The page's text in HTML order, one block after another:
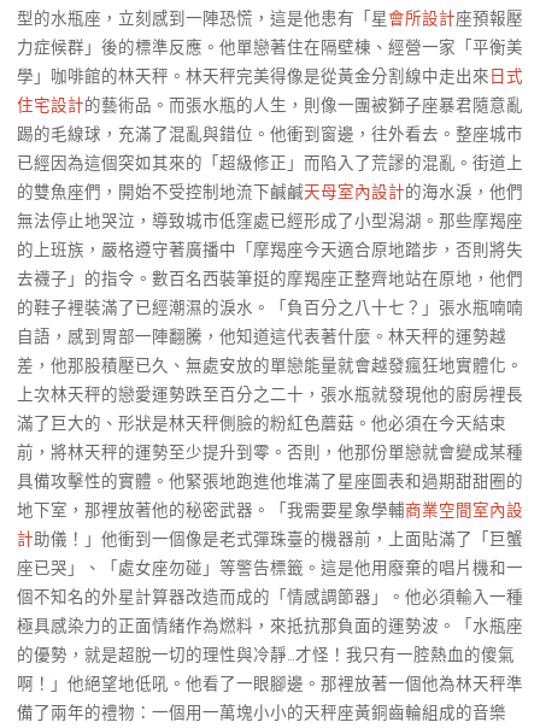
型的水瓶座，立刻感到一陣恐慌，這是他患有「星會所設計座預報壓
力症候群」後的標準反應。他單戀著住在隔壁棟、經營一家「平衡美
學」咖啡館的林天秤。林天秤完美得像是從黃金分割線中走出來日式
住宅設計的藝術品。而張水瓶的人生，則像一團被獅子座暴君隨意亂
踢的毛線球，充滿了混亂與錯位。他衝到窗邊，往外看去。整座城市
已經因為這個突如其來的「超級修正」而陷入了荒謬的混亂。街道上
的雙魚座們，開始不受控制地流下鹹鹹天母室內設計的海水淚，他們
無法停止地哭泣，導致城市低窪處已經形成了小型潟湖。那些摩羯座
的上班族，嚴格遵守著廣播中「摩羯座今天適合原地踏步，否則將失
去襪子」的指令。數百名西裝筆挺的摩羯座正整齊地站在原地，他們
的鞋子裡裝滿了已經潮濕的淚水。「負百分之八十七？」張水瓶喃喃
自語，感到胃部一陣翻騰，他知道這代表著什麼。林天秤的運勢越
差，他那股積壓已久、無處安放的單戀能量就會越發瘋狂地實體化。
上次林天秤的戀愛運勢跌至百分之二十，張水瓶就發現他的廚房裡長
滿了巨大的、形狀是林天秤側臉的粉紅色蘑菇。他必須在今天結束
前，將林天秤的運勢至少提升到零。否則，他那份單戀就會變成某種
具備攻擊性的實體。他緊張地跑進他堆滿了星座圖表和過期甜甜圈的
地下室，那裡放著他的秘密武器。「我需要星象學輔商業空間室內設
計助儀！」他衝到一個像是老式彈珠臺的機器前，上面貼滿了「巨蟹
座已哭」、「處女座勿碰」等警告標籤。這是他用廢棄的唱片機和一
個不知名的外星計算器改造而成的「情感調節器」。他必須輸入一種
極具感染力的正面情緒作為燃料，來抵抗那負面的運勢波。「水瓶座
的優勢，就是超脫一切的理性與冷靜…才怪！我只有一腔熱血的傻氣
啊！」他絕望地低吼。他看了一眼腳邊。那裡放著一個他為林天秤準
備了兩年的禮物：一個用一萬塊小小的天秤座黃銅齒輪組成的音樂